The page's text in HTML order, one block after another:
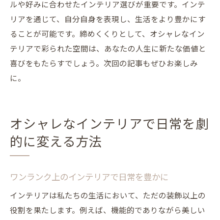
ルや好みに合わせたインテリア選びが重要です。インテ
リアを通じて、自分自身を表現し、生活をより豊かにす
ることが可能です。締めくくりとして、オシャレなイン
テリアで彩られた空間は、あなたの人生に新たな価値と
喜びをもたらすでしょう。次回の記事もぜひお楽しみ
に。
オシャレなインテリアで日常を劇
的に変える方法
ワンランク上のインテリアで日常を豊かに
インテリアは私たちの生活において、ただの装飾以上の
役割を果たします。例えば、機能的でありながら美しい